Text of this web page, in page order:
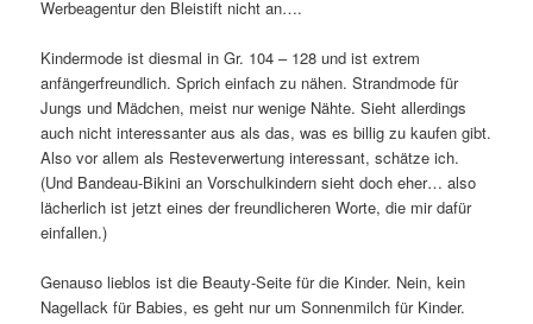
Werbeagentur den Bleistift nicht an….
Kindermode ist diesmal in Gr. 104 – 128 und ist extrem
anfängerfreundlich. Sprich einfach zu nähen. Strandmode für
Jungs und Mädchen, meist nur wenige Nähte. Sieht allerdings
auch nicht interessanter aus als das, was es billig zu kaufen gibt.
Also vor allem als Resteverwertung interessant, schätze ich.
(Und Bandeau-Bikini an Vorschulkindern sieht doch eher… also
lächerlich ist jetzt eines der freundlicheren Worte, die mir dafür
einfallen.)
Genauso lieblos ist die Beauty-Seite für die Kinder. Nein, kein
Nagellack für Babies, es geht nur um Sonnenmilch für Kinder.